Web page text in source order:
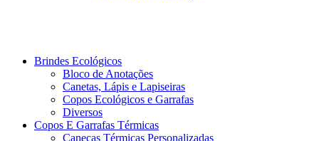
Brindes Ecológicos
Bloco de Anotações
Canetas, Lápis e Lapiseiras
Copos Ecológicos e Garrafas
Diversos
Copos E Garrafas Térmicas
Canecas Térmicas Personalizadas